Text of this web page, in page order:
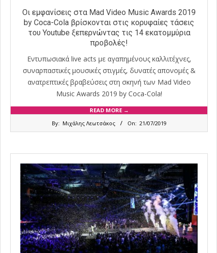
Οι εμφανίσεις στα Mad Video Music Awards 2019
by Coca-Cola βρίσκονται στις κορυφαίες τάσεις
του Youtube ξεπερνώντας τις 14 εκατομμύρια
προβολές!
Εντυπωσιακά live acts με αγαπημένους καλλιτέχνες,
συναρπαστικές μουσικές στιγμές, δυνατές απονομές &
ανατρεπτικές βραβεύσεις στη σκηνή των Mad Video
Music Awards 2019 by Coca-Cola!
READ MORE →
By: Μιχάλης Λεωτσάκος On: 21/07/2019